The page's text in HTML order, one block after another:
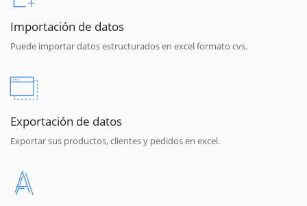
Importación de datos
Puede importar datos estructurados en excel formato cvs.
Exportación de datos
Exportar sus productos, clientes y pedidos en excel.